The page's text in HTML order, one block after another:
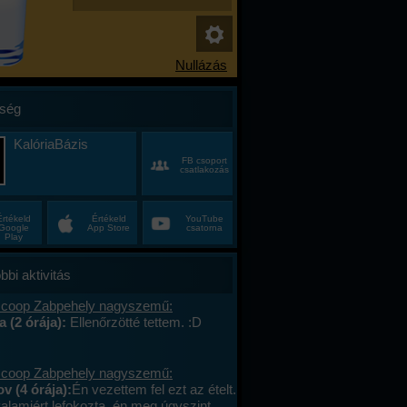
KalóriaBázis
FB csoport
csatlakozás
Play
Értékeld
App Store
YouTube
csatorna
aktivitás
Zabpehely nagyszemű:
(2 órája): Ellenőrzötté tettem. :D
Zabpehely nagyszemű:
(4 órája):Én vezettem fel ezt az ételt.